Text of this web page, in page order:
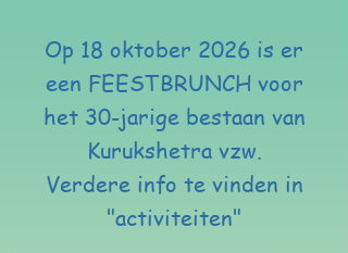
Op 18 oktober 2026 is er
een FEESTBRUNCH voor
het 30-jarige bestaan van
Kurukshetra vzw.
Verdere info te vinden in
"activiteiten"